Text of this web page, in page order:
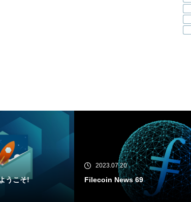
2023.07.18
IPFS News 192へようこそ!